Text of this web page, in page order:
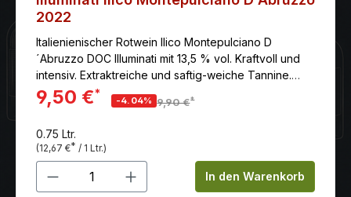
2022
Italienienischer Rotwein Ilico Montepulciano D
´Abruzzo DOC Illuminati mit 13,5 % vol. Kraftvoll und
intensiv. Extraktreiche und saftig-weiche Tannine.
Langer Abgang. Hier günstig online kaufen.
9,50 €*
-4.04% 9,90 €*
0.75 Ltr.
(12,67 €* / 1 Ltr.)
Produkt Anzahl: Gib denIn den Warenkorb